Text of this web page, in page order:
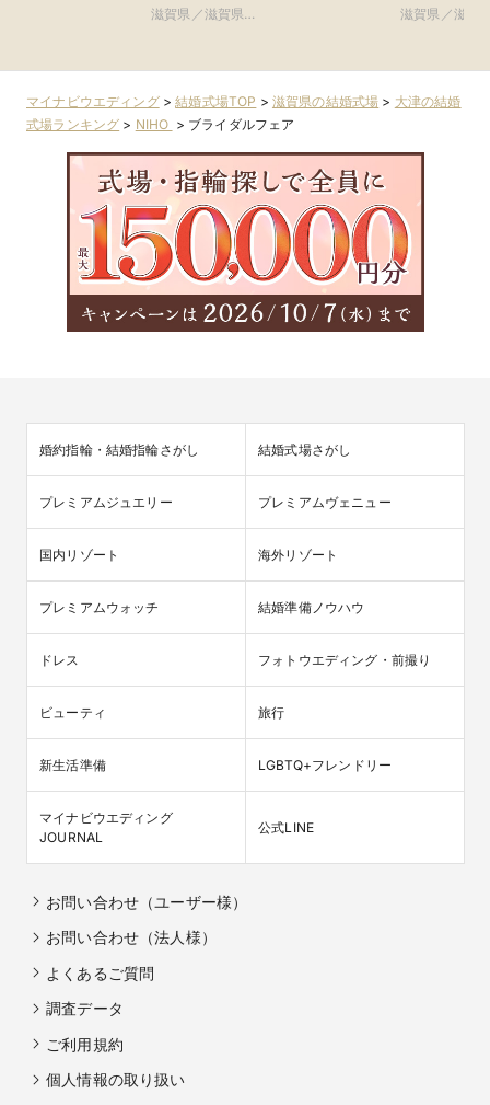
クアテラス迎賓館
滋賀県／滋賀県全
滋賀県／滋賀
マイナビウエディング>結婚式場TOP > 滋賀県の結婚式場 > 大津の結婚
式場ランキング > NIHO > ブライダルフェア
婚約指輪・結婚指輪さがし 結婚式場さがし
プレミアムジュエリー プレミアムヴェニュー
国内リゾート 海外リゾート
プレミアムウォッチ 結婚準備ノウハウ
ドレス フォトウエディング・前撮り
ビューティ 旅行
新生活準備 LGBTQ+フレンドリー
マイナビウエディング
JOURNAL
公式LINE
お問い合わせ（ユーザー様）
お問い合わせ（法人様）
よくあるご質問
調査データ
ご利用規約
個人情報の取り扱い